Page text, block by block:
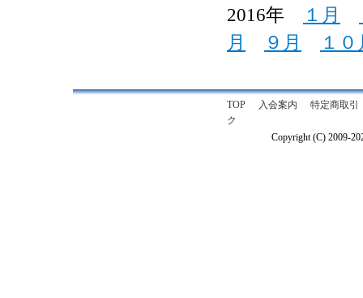
2016年
１月
月
９月 １０
TOP 入会案内
特定商取引
ク
Copyright (C) 2009-